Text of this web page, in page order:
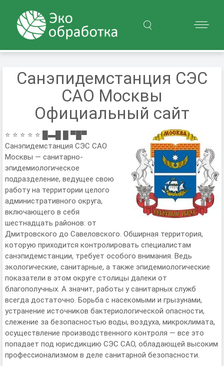
Санэпидемстанция СЭС
САО Москвы
Официальный сайт
⭐ ⭐ ⭐ ⭐ ⭐ █▬█ █ ▀█▀
Санэпидемстанция СЭС САО
Москвы — санитарно-
эпидемиологическое
подразделение, ведущее свою
работу на территории целого
административного округа,
включающего в себя
шестнадцать районов: от
Дмитровского до Савеловского. Обширная территория,
которую приходится контролировать специалистам
санэпидемстанции, требует особого внимания. Ведь
экологические, санитарные, а также эпидемиологические
показатели в этом округе столицы далеки от
благополучных. А значит, работы у санитарных служб
всегда достаточно. Борьба с насекомыми и грызунами,
устранение источников бактериологической опасности,
слежение за безопасностью воды, воздуха, микроклимата,
осуществление производственного контроля — все это
попадает под юрисдикцию СЭС САО, обладающей высоким
профессионализмом в деле санитарной безопасности.